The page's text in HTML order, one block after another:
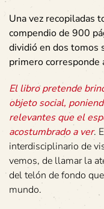
Una vez recopiladas
compendio de 900
dividió en dos tomos
primero
El libro pretende
objeto social,
relevantes que el
acostumbrado a ver.
interdisciplinario de
vemos, de llamar la
del telón de fondo
mundo.